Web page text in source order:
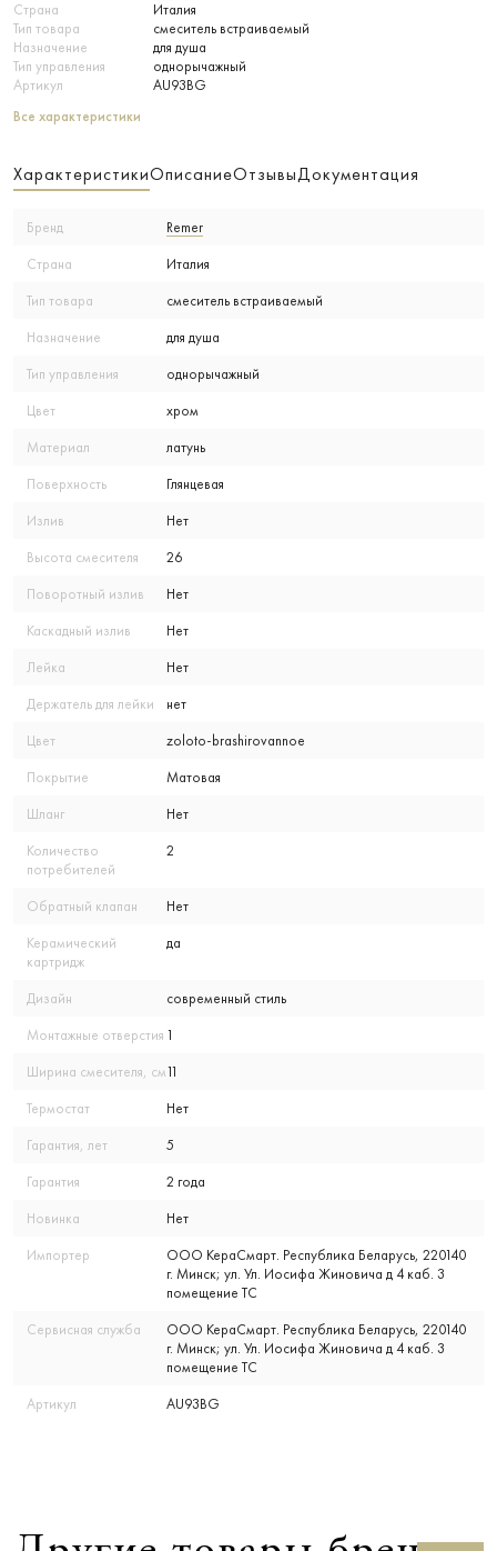
Страна
Италия
Тип товара
смеситель встраиваемый
Назначение
для душа
Тип управления
однорычажный
Артикул
AU93BG
Все характеристики
ХарактеристикиОписаниеОтзывыДокументация
Бренд Remer
Страна Италия
Тип товара смеситель встраиваемый
Назначение для душа
Тип управления однорычажный
Цвет хром
Материал латунь
Поверхность Глянцевая
Излив Нет
Высота смесителя 26
Поворотный излив Нет
Каскадный излив Нет
Лейка Нет
Держатель для лейки нет
Цвет zoloto-brashirovannoe
Покрытие Матовая
Шланг Нет
Количество
потребителей
2
Обратный клапан Нет
Керамический
картридж
да
Дизайн современный стиль
Монтажные отверстия 1
Ширина смесителя, см11
Термостат Нет
Гарантия, лет 5
Гарантия 2 года
Новинка Нет
Импортер
ООО КераСмарт. Республика Беларусь, 220140
г. Минск; ул. Ул. Иосифа Жиновича д 4 каб. 3
помещение ТС
Сервисная служба
ООО КераСмарт. Республика Беларусь, 220140
г. Минск; ул. Ул. Иосифа Жиновича д 4 каб. 3
помещение ТС
Артикул AU93BG